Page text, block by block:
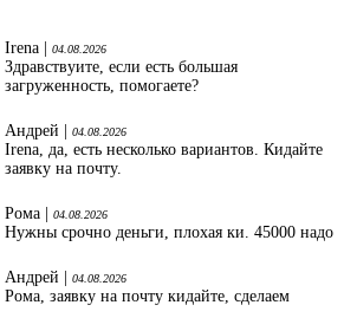
Irena |
04.08.2026
Здравствуите, если есть большая
загруженность, помогаете?
Андрей | 04.08.2026
Irena, да, есть несколько вариантов. Кидайте
заявку на почту.
Рома | 04.08.2026
Нужны срочно деньги, плохая ки. 45000 надо
Андрей | 04.08.2026
Рома, заявку на почту кидайте, сделаем